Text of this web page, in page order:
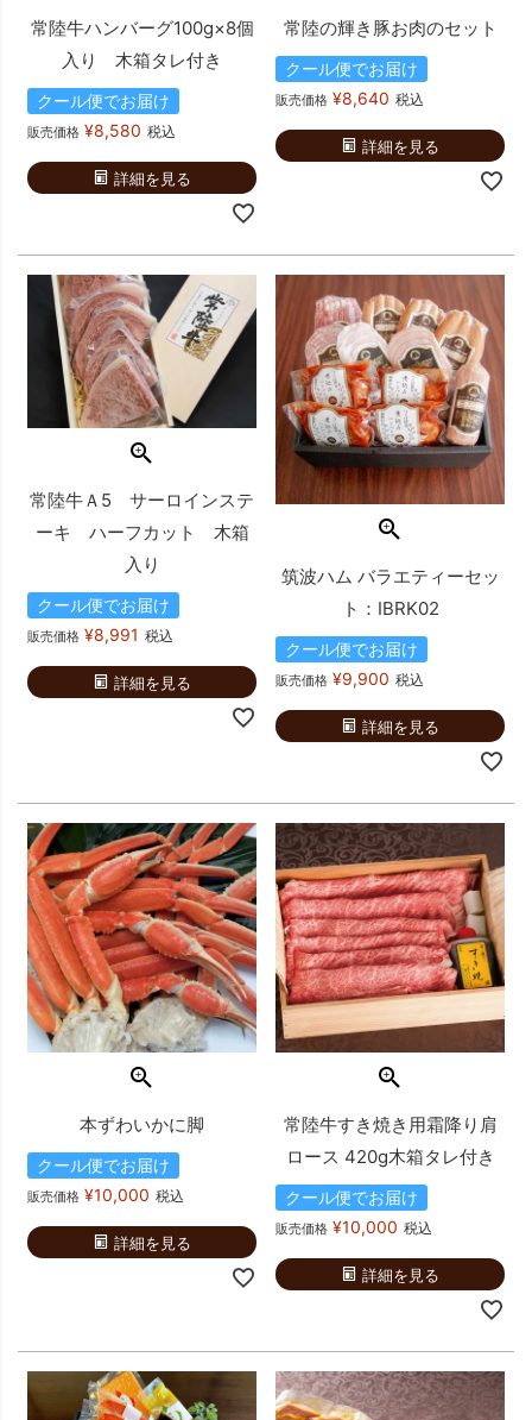
常陸牛ハンバーグ100g×8個
入り 木箱タレ付き
クール便でお届け
販売価格 ¥8,580 税込
詳細を見る
常陸の輝き豚お肉のセット
クール便でお届け
販売価格 ¥8,640 税込
詳細を見る
常陸牛Ａ5 サーロインステ
ーキ ハーフカット 木箱
入り
クール便でお届け
販売価格 ¥8,991 税込
詳細を見る
筑波ハム バラエティーセッ
ト：IBRK02
クール便でお届け
販売価格 ¥9,900 税込
詳細を見る
本ずわいかに脚
クール便でお届け
販売価格 ¥10,000 税込
詳細を見る
常陸牛すき焼き用霜降り肩
ロース 420g木箱タレ付き
クール便でお届け
販売価格 ¥10,000 税込
詳細を見る